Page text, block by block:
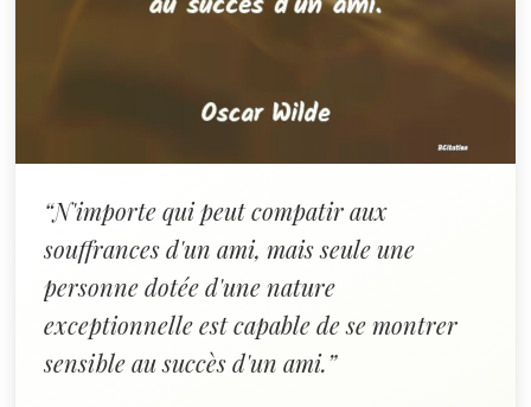
“N'importe qui peut compatir aux
souffrances d'un ami, mais seule une
personne dotée d'une nature
exceptionnelle est capable de se montrer
sensible au succès d'un ami.”